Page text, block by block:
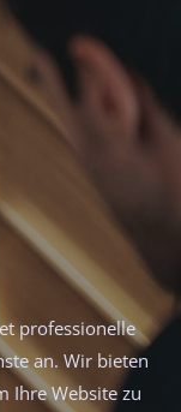
professionelle
an. Wir bieten
Ihre Website zu